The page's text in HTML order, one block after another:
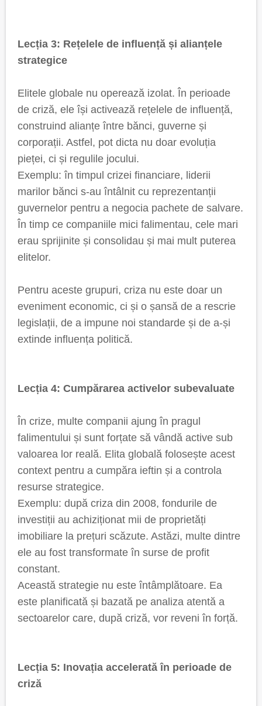
Lecția 3: Rețelele de influență și alianțele
strategice
Elitele globale nu operează izolat. În perioade
de criză, ele își activează rețelele de influență,
construind alianțe între bănci, guverne și
corporații. Astfel, pot dicta nu doar evoluția
pieței, ci și regulile jocului.
Exemplu: în timpul crizei financiare, liderii
marilor bănci s-au întâlnit cu reprezentanții
guvernelor pentru a negocia pachete de salvare.
În timp ce companiile mici falimentau, cele mari
erau sprijinite și consolidau și mai mult puterea
elitelor.
Pentru aceste grupuri, criza nu este doar un
eveniment economic, ci și o șansă de a rescrie
legislații, de a impune noi standarde și de a-și
extinde influența politică.
Lecția 4: Cumpărarea activelor subevaluate
În crize, multe companii ajung în pragul
falimentului și sunt forțate să vândă active sub
valoarea lor reală. Elita globală folosește acest
context pentru a cumpăra ieftin și a controla
resurse strategice.
Exemplu: după criza din 2008, fondurile de
investiții au achiziționat mii de proprietăți
imobiliare la prețuri scăzute. Astăzi, multe dintre
ele au fost transformate în surse de profit
constant.
Această strategie nu este întâmplătoare. Ea
este planificată și bazată pe analiza atentă a
sectoarelor care, după criză, vor reveni în forță.
Lecția 5: Inovația accelerată în perioade de
criză